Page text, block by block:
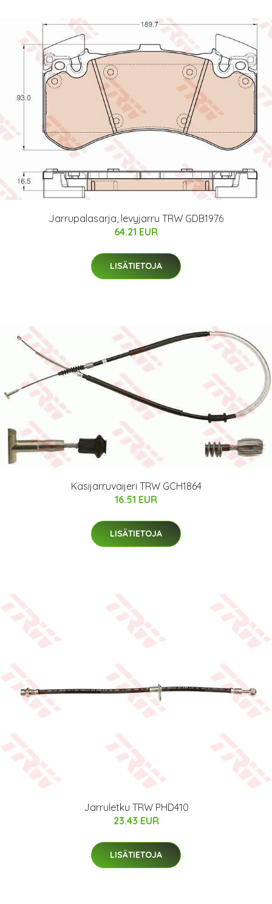
Jarrupalasarja, levyjarru TRW GDB1976
64.21 EUR
LISÄTIETOJA
Käsijarruvaijeri TRW GCH1864
16.51 EUR
LISÄTIETOJA
Jarruletku TRW PHD410
23.43 EUR
LISÄTIETOJA